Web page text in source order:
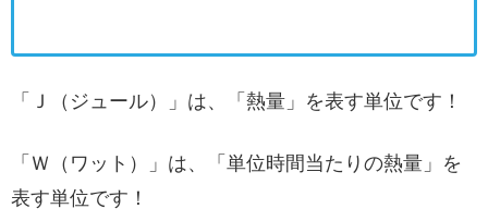
「Ｊ（ジュール）」は、「熱量」を表す単位です！
「Ｗ（ワット）」は、「単位時間当たりの熱量」を
表す単位です！